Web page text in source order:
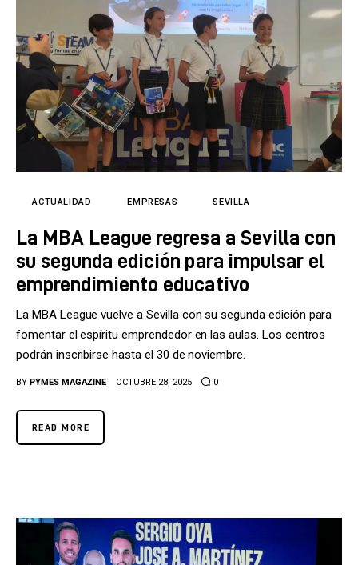
ACTUALIDAD EMPRESAS SEVILLA
La MBA League regresa a Sevilla con
su segunda edición para impulsar el
emprendimiento educativo
La MBA League vuelve a Sevilla con su segunda edición para
fomentar el espíritu emprendedor en las aulas. Los centros
podrán inscribirse hasta el 30 de noviembre.
BY PYMES MAGAZINE OCTUBRE 28, 2025 0
READ MORE